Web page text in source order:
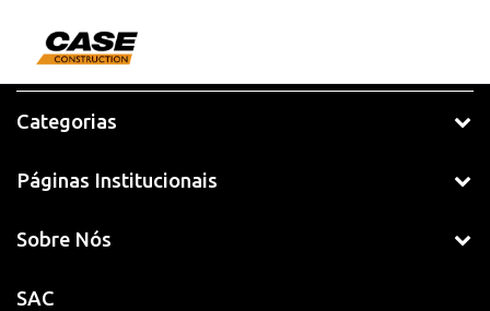
Categorias
Páginas Institucionais
Sobre Nós
SAC